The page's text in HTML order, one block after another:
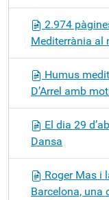
2.974
Mediterrània al
Humus
D’Arrel amb
El dia 29
Dansa
Roger Mas i
Barcelona, una